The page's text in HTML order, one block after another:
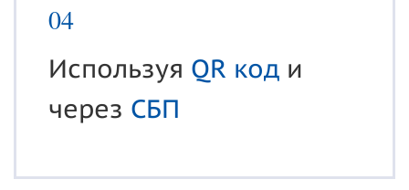
04
Используя QR код и
через СБП